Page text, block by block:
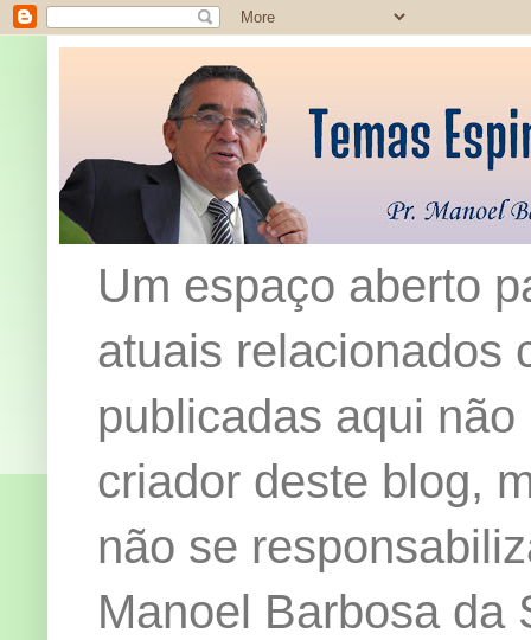
Um espaço aberto
atuais relacionados
publicadas aqui
criador deste blog,
não se
Manoel Barbosa da